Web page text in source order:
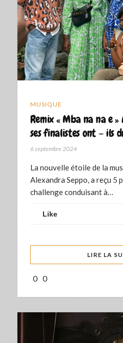
MUSIQUE
Remix « Mba na na e
ses finalistes ont – ils
6 septembre 2024
La nouvelle étoile de la
Alexandra Seppo, a reçu 5
challenge conduisant à…
Like
LIRE LA
0 0